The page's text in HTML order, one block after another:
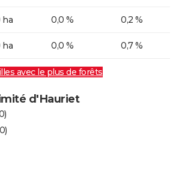
ha 0,0 % 0,2 %
ha 0,0 % 0,7 %
avec le plus de forêts
d'Hauriet